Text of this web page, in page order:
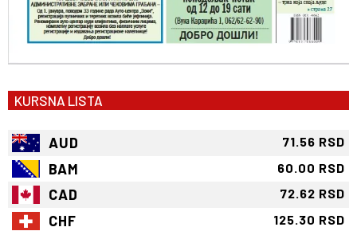
KURSNA LISTA
AUD 71.56 RSD
BAM 60.00 RSD
CAD 72.62 RSD
CHF 125.30 RSD